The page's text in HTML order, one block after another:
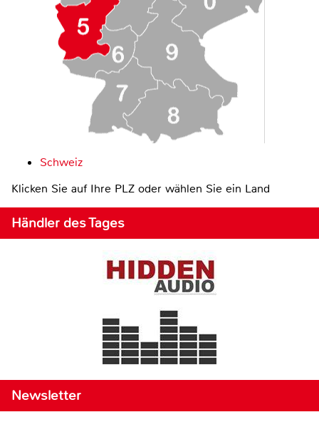
Schweiz
Klicken Sie auf Ihre PLZ oder wählen Sie ein Land
Händler des Tages
Newsletter